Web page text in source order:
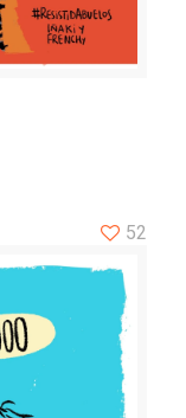
52